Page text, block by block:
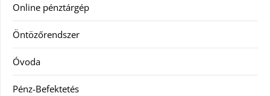
Online pénztárgép
Öntözőrendszer
Óvoda
Pénz-Befektetés